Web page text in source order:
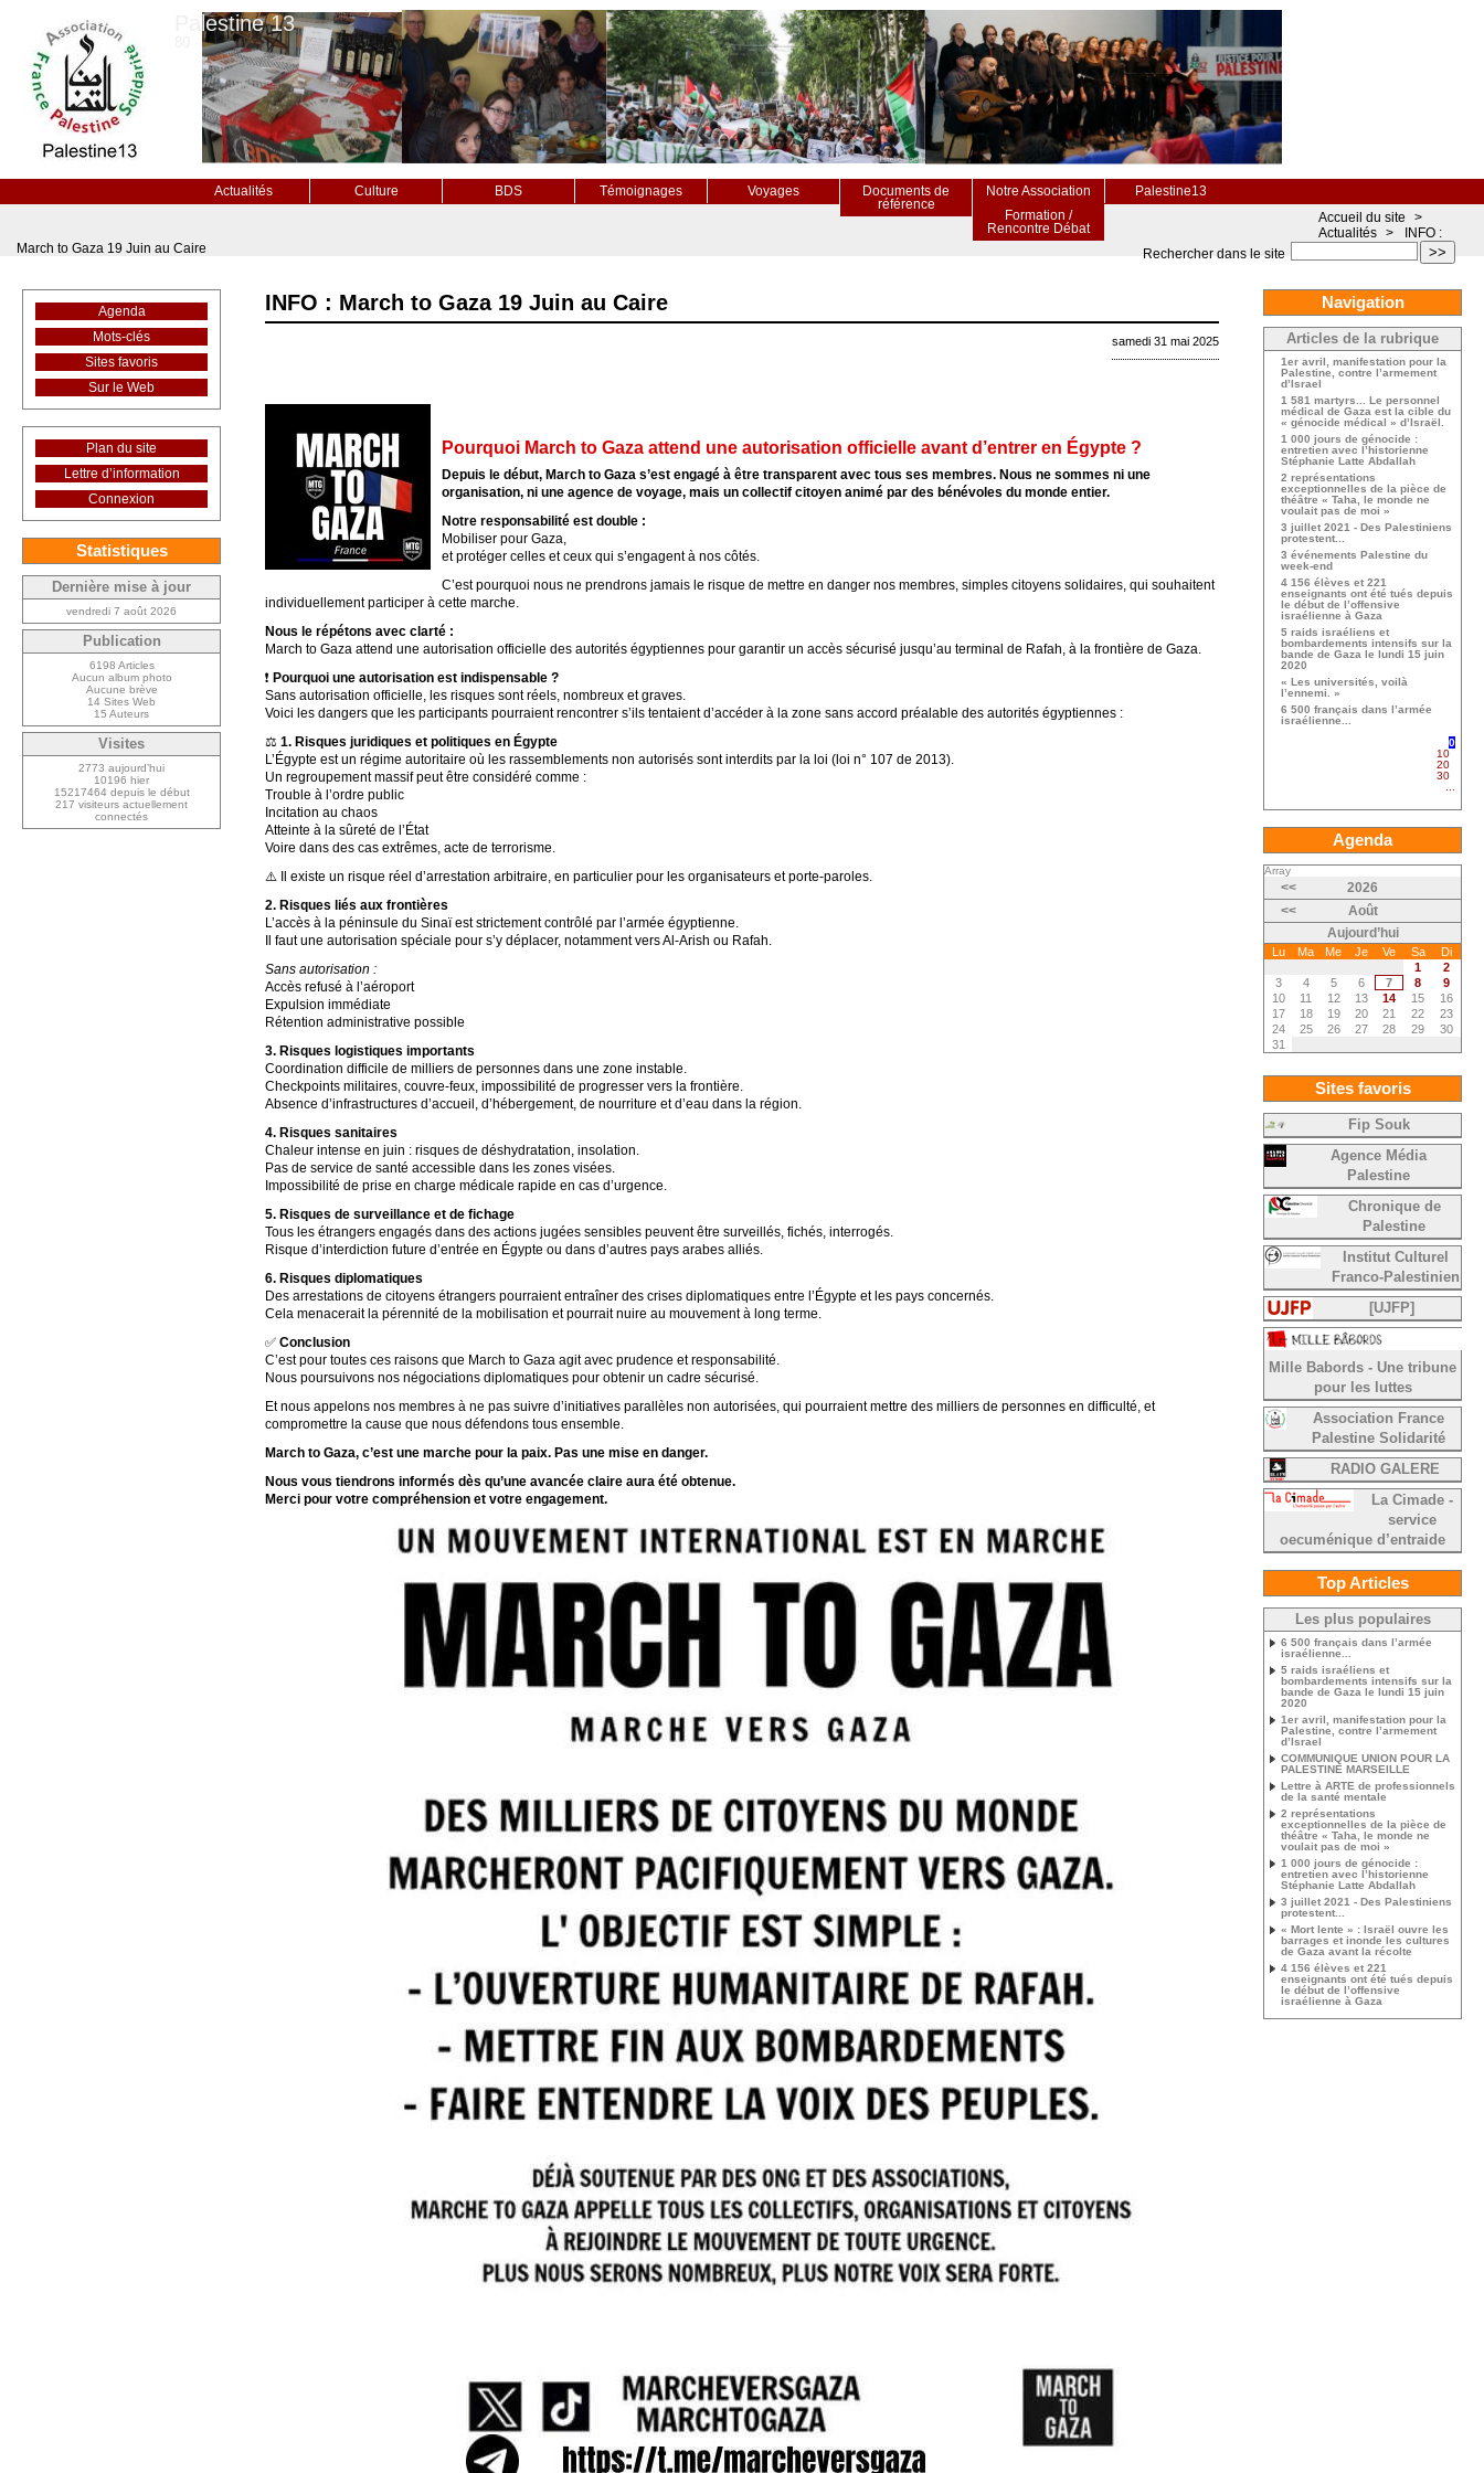
Palestine 13
Actualités Culture BDS Témoignages Voyages
Documents de
référence
Notre Association
Palestine13
Formation /
Rencontre Débat
>>
Rechercher dans le site
Accueil du site
>
Actualités >
INFO :
March to Gaza 19 Juin au Caire
INFO : March to Gaza 19 Juin au Caire
samedi 31 mai 2025
Pourquoi March to Gaza attend une autorisation officielle avant d’entrer en Égypte ?
Depuis le début, March to Gaza s’est engagé à être transparent avec tous ses membres. Nous ne sommes ni une
organisation, ni une agence de voyage, mais un collectif citoyen animé par des bénévoles du monde entier.
Notre responsabilité est double :
Mobiliser pour Gaza,
et protéger celles et ceux qui s’engagent à nos côtés.
C’est pourquoi nous ne prendrons jamais le risque de mettre en danger nos membres, simples citoyens solidaires, qui souhaitent
individuellement participer à cette marche.
Nous le répétons avec clarté :
March to Gaza attend une autorisation officielle des autorités égyptiennes pour garantir un accès sécurisé jusqu’au terminal de Rafah, à la frontière de Gaza.
❗ Pourquoi une autorisation est indispensable ?
Sans autorisation officielle, les risques sont réels, nombreux et graves.
Voici les dangers que les participants pourraient rencontrer s’ils tentaient d’accéder à la zone sans accord préalable des autorités égyptiennes :
⚖️ 1. Risques juridiques et politiques en Égypte
L’Égypte est un régime autoritaire où les rassemblements non autorisés sont interdits par la loi (loi n° 107 de 2013).
Un regroupement massif peut être considéré comme :
Trouble à l’ordre public
Incitation au chaos
Atteinte à la sûreté de l’État
Voire dans des cas extrêmes, acte de terrorisme.
⚠️ Il existe un risque réel d’arrestation arbitraire, en particulier pour les organisateurs et porte-paroles.
2. Risques liés aux frontières
L’accès à la péninsule du Sinaï est strictement contrôlé par l’armée égyptienne.
Il faut une autorisation spéciale pour s’y déplacer, notamment vers Al-Arish ou Rafah.
Sans autorisation :
Accès refusé à l’aéroport
Expulsion immédiate
Rétention administrative possible
3. Risques logistiques importants
Coordination difficile de milliers de personnes dans une zone instable.
Checkpoints militaires, couvre-feux, impossibilité de progresser vers la frontière.
Absence d’infrastructures d’accueil, d’hébergement, de nourriture et d’eau dans la région.
4. Risques sanitaires
Chaleur intense en juin : risques de déshydratation, insolation.
Pas de service de santé accessible dans les zones visées.
Impossibilité de prise en charge médicale rapide en cas d’urgence.
5. Risques de surveillance et de fichage
Tous les étrangers engagés dans des actions jugées sensibles peuvent être surveillés, fichés, interrogés.
Risque d’interdiction future d’entrée en Égypte ou dans d’autres pays arabes alliés.
6. Risques diplomatiques
Des arrestations de citoyens étrangers pourraient entraîner des crises diplomatiques entre l’Égypte et les pays concernés.
Cela menacerait la pérennité de la mobilisation et pourrait nuire au mouvement à long terme.
✅ Conclusion
C’est pour toutes ces raisons que March to Gaza agit avec prudence et responsabilité.
Nous poursuivons nos négociations diplomatiques pour obtenir un cadre sécurisé.
Et nous appelons nos membres à ne pas suivre d’initiatives parallèles non autorisées, qui pourraient mettre des milliers de personnes en difficulté, et
compromettre la cause que nous défendons tous ensemble.
March to Gaza, c’est une marche pour la paix. Pas une mise en danger.
Nous vous tiendrons informés dès qu’une avancée claire aura été obtenue.
Merci pour votre compréhension et votre engagement.
Agenda
Mots-clés
Sites favoris
Sur le Web
Plan du site
Lettre d’information
Connexion
Statistiques
Dernière mise à jour
vendredi 7 août 2026
Publication
6198 Articles
Aucun album photo
Aucune brève
14 Sites Web
15 Auteurs
Visites
2773 aujourd’hui
10196 hier
15217464 depuis le début
217 visiteurs actuellement
connectés
Navigation
Articles de la rubrique
1er avril, manifestation pour la
Palestine, contre l’armement
d’Israel
1 581 martyrs... Le personnel
médical de Gaza est la cible du
« génocide médical » d’Israël.
1 000 jours de génocide :
entretien avec l’historienne
Stéphanie Latte Abdallah
2 représentations
exceptionnelles de la pièce de
théâtre « Taha, le monde ne
voulait pas de moi »
3 juillet 2021 - Des Palestiniens
protestent...
3 événements Palestine du
week-end
4 156 élèves et 221
enseignants ont été tués depuis
le début de l’offensive
israélienne à Gaza
5 raids israéliens et
bombardements intensifs sur la
bande de Gaza le lundi 15 juin
2020
« Les universités, voilà
l’ennemi. »
6 500 français dans l’armée
israélienne...
0
10
20
30
Agenda
Array
<<
2026
<<
Août
Aujourd’hui
Lu Ma Me Je Ve Sa
Di
1
2
3
4 5 6 7 8
9
10
11 12 13 14 15
16
17
18 19 20 21 22
23
24
25 26 27 28 29
30
31
Sites favoris
Fip Souk
Agence Média
Palestine
Chronique de
Palestine
Institut Culturel
Franco-Palestinien
[UJFP]
Mille Babords - Une tribune
pour les luttes
Association France
Palestine Solidarité
RADIO GALERE
La Cimade -
service
oecuménique d’entraide
Top Articles
Les plus populaires
6 500 français dans l’armée
israélienne...
5 raids israéliens et
bombardements intensifs sur la
bande de Gaza le lundi 15 juin
2020
1er avril, manifestation pour la
Palestine, contre l’armement
d’Israel
COMMUNIQUE UNION POUR LA
PALESTINE MARSEILLE
Lettre à ARTE de professionnels
de la santé mentale
2 représentations
exceptionnelles de la pièce de
théâtre « Taha, le monde ne
voulait pas de moi »
1 000 jours de génocide :
entretien avec l’historienne
Stéphanie Latte Abdallah
3 juillet 2021 - Des Palestiniens
protestent...
« Mort lente » : Israël ouvre les
barrages et inonde les cultures
de Gaza avant la récolte
4 156 élèves et 221
enseignants ont été tués depuis
le début de l’offensive
israélienne à Gaza